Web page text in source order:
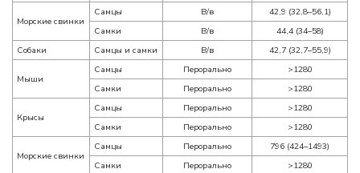
Морские свинки
Самцы В/в
42,9 (32,8–56,1)
Самки
В/в
44,4 (34–58)
Собаки
Самцы и самки В/в 42,7 (32,7–55,9)
Мыши
Самцы Перорально
>1280
Самки
Перорально >1280
Крысы
Самцы Перорально
>1280
Самки
Перорально >1280
Морские свинки
Самцы Перорально
796 (424–1493)
Самки
Перорально
>1280